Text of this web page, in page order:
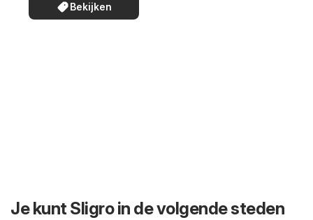
Bekijken
Je kunt Sligro in de volgende steden